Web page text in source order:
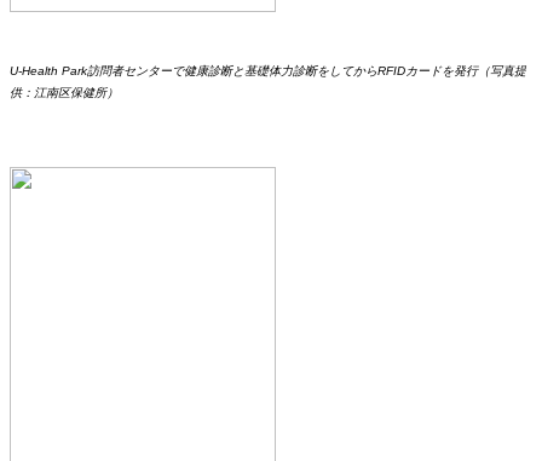
U-Health Park訪問者センターで健康診断と基礎体力診断をしてからRFIDカードを発行（写真提
供：江南区保健所）